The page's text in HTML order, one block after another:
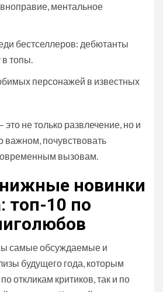
ментальное
бестселлеров: дебютанты
в топы.
персонажей в известных
не только развлечение, но и
важном, почувствовать
вызовам.
новинки
топ-10 по
самые обсуждаемые и
будущего года, которым
откликам критиков, так и по